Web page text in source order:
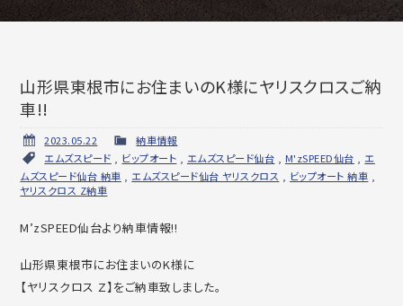
山形県東根市にお住まいのK様にヤリスクロスご納
車!!
2023.05.22
納車情報
エムズスピード
ビップオート エムズスピード仙台 M'zSPEED仙台
エ
ムズスピード仙台 納車
エムズスピード仙台 ヤリスクロス ビップオート 納車
ヤリスクロス Z納車
M’zSPEED仙台より納車情報!!
山形県東根市にお住まいのK様に
【ヤリスクロス Ｚ】をご納車致しました。